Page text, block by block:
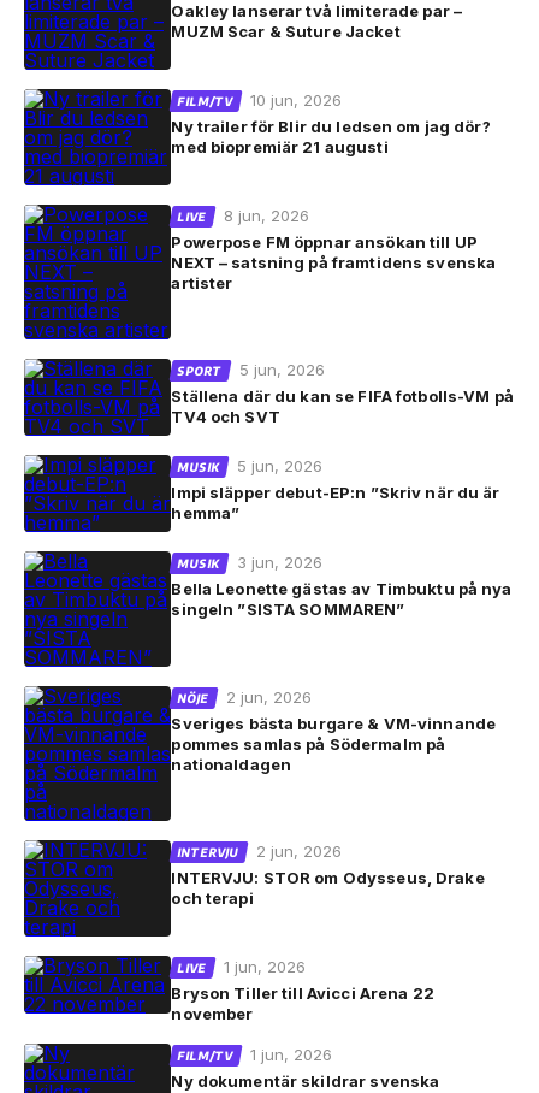
Oakley lanserar två limiterade par –
MUZM Scar & Suture Jacket
FILM/TV
10 jun, 2026
Ny trailer för Blir du ledsen om jag dör?
med biopremiär 21 augusti
LIVE
8 jun, 2026
Powerpose FM öppnar ansökan till UP
NEXT – satsning på framtidens svenska
artister
SPORT
5 jun, 2026
Ställena där du kan se FIFA fotbolls-VM på
TV4 och SVT
MUSIK
5 jun, 2026
Impi släpper debut-EP:n ”Skriv när du är
hemma”
MUSIK
3 jun, 2026
Bella Leonette gästas av Timbuktu på nya
singeln ”SISTA SOMMAREN”
NÖJE
2 jun, 2026
Sveriges bästa burgare & VM-vinnande
pommes samlas på Södermalm på
nationaldagen
INTERVJU
2 jun, 2026
INTERVJU: STOR om Odysseus, Drake
och terapi
LIVE
1 jun, 2026
Bryson Tiller till Avicci Arena 22
november
FILM/TV
1 jun, 2026
Ny dokumentär skildrar svenska